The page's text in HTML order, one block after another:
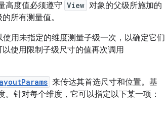
高度值必须遵守 View 对象的父级所施加的
所有测量值。
使用未指定的维度测量子级一次，以确定它们
使用限制子级尺寸的值再次调用
来传达其首选尺寸和位置。基
。针对每个维度，它可以指定以下某一项：